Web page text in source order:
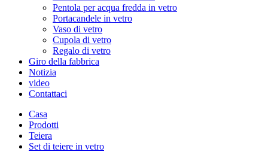
Pentola per acqua fredda in vetro
Portacandele in vetro
Vaso di vetro
Cupola di vetro
Regalo di vetro
Giro della fabbrica
Notizia
video
Contattaci
Casa
Prodotti
Teiera
Set di teiere in vetro